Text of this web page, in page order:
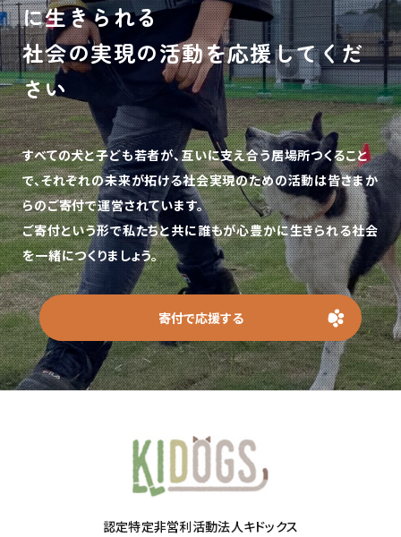
に生きられる
社会の実現の活動を応援してくだ
さい
すべての犬と子ども若者が、互いに支え合う居場所つくること
で、それぞれの未来が拓ける社会実現のための活動は皆さまか
らのご寄付で運営されています。
ご寄付という形で私たちと共に誰もが心豊かに生きられる社会
を一緒につくりましょう。
寄付で応援する
認定特定非営利活動法人キドックス